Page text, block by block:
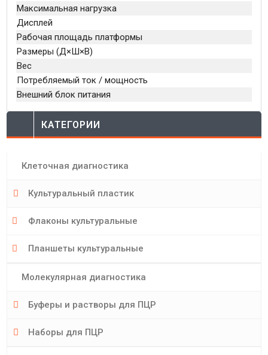
Максимальная нагрузка
Дисплей
Рабочая площадь платформы
Размеры (Д×Ш×В)
Вес
Потребляемый ток / мощность
Внешний блок питания
КАТЕГОРИИ
Клеточная диагностика
Культуральный пластик
Флаконы культуральные
Планшеты культуральные
Молекулярная диагностика
Буферы и растворы для ПЦР
Наборы для ПЦР